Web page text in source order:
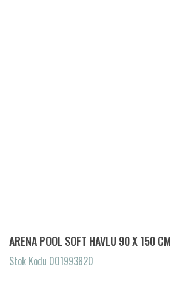
ARENA POOL SOFT HAVLU 90 X 150 CM
Stok Kodu 001993820